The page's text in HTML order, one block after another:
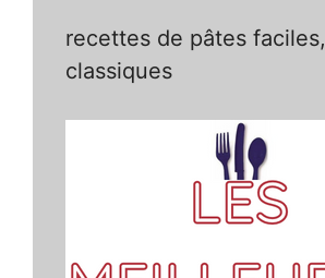
recettes de pâtes faciles,
classiques